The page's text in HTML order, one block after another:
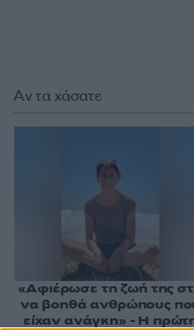
Αν τα χάσατε
«Αφιέρωσε τη ζωή της
να βοηθά ανθρώπους
είχαν ανάγκη» - Η